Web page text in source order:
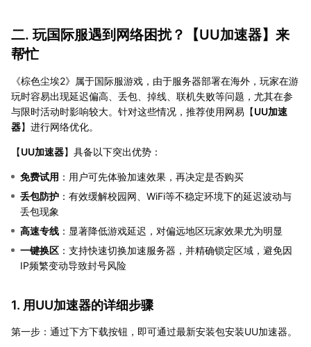
二. 玩国际服遇到网络困扰？【UU加速器】来
帮忙
《棕色尘埃2》属于国际服游戏，由于服务器部署在海外，玩家在游
玩时容易出现延迟偏高、丢包、掉线、联机失败等问题，尤其在参
与限时活动时影响较大。针对这些情况，推荐使用网易【UU加速
器】进行网络优化。
【UU加速器】具备以下突出优势：
免费试用 ：用户可先体验加速效果，再决定是否购买
丢包防护 ：有效缓解校园网、WiFi等不稳定环境下的延迟波动与
丢包现象
高速专线 ：显著降低游戏延迟，对偏远地区玩家效果尤为明显
一键换区 ：支持快速切换加速服务器，并精确锁定区域，避免因
IP频繁变动导致封号风险
1. 用UU加速器的详细步骤
第一步：通过下方下载按钮，即可通过最新安装包安装UU加速器。